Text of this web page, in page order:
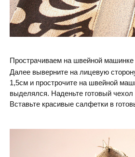
Прострачиваем на швейной машинке
Далее выверните на лицевую
1,5см и прострочите на швейной
выделялся. Наденьте готовый чехол
Вставьте красивые салфетки в